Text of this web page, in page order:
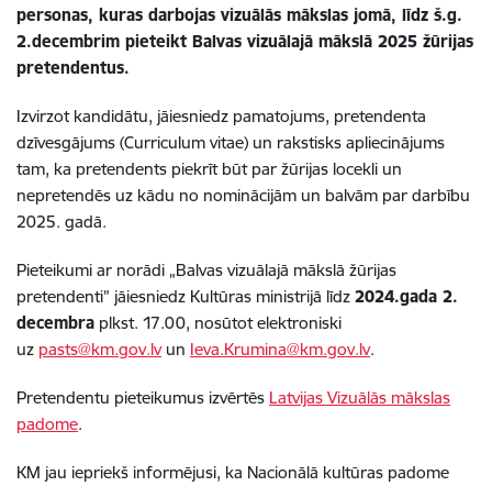
personas, kuras darbojas vizuālās mākslas jomā, līdz š.g.
2.decembrim pieteikt Balvas vizuālajā mākslā 2025 žūrijas
pretendentus.
Izvirzot kandidātu, jāiesniedz pamatojums, pretendenta
dzīvesgājums (Curriculum vitae) un rakstisks apliecinājums
tam, ka pretendents piekrīt būt par žūrijas locekli un
nepretendēs uz kādu no nominācijām un balvām par darbību
2025. gadā.
Pieteikumi ar norādi „Balvas vizuālajā mākslā žūrijas
pretendenti” jāiesniedz Kultūras ministrijā līdz 2024.gada 2.
decembra plkst. 17.00, nosūtot elektroniski
uz pasts@km.gov.lvun Ieva.Krumina@km.gov.lv.
Pretendentu pieteikumus izvērtēs Latvijas Vizuālās mākslas
padome.
KM jau iepriekš informējusi, ka Nacionālā kultūras padome